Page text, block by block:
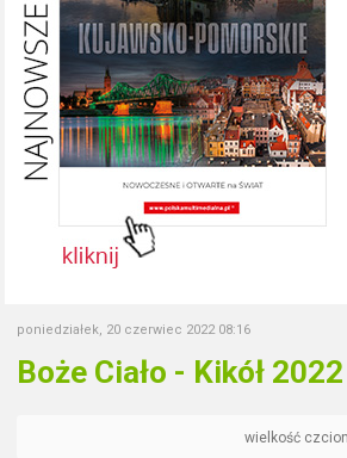
poniedziałek, 20 czerwiec 2022 08:16
Boże Ciało - Kikół
wielkość